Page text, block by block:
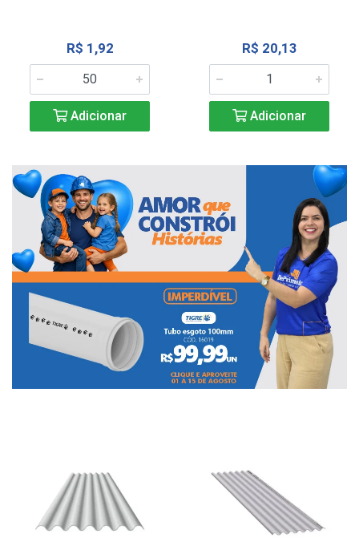
R$ 1,92
Adicionar
R$ 20,13
Adicionar